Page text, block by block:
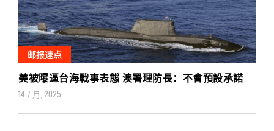
邮报速点
美被曝逼台海戰事表態 澳署理防長：不會預設承諾
14 7 月, 2025